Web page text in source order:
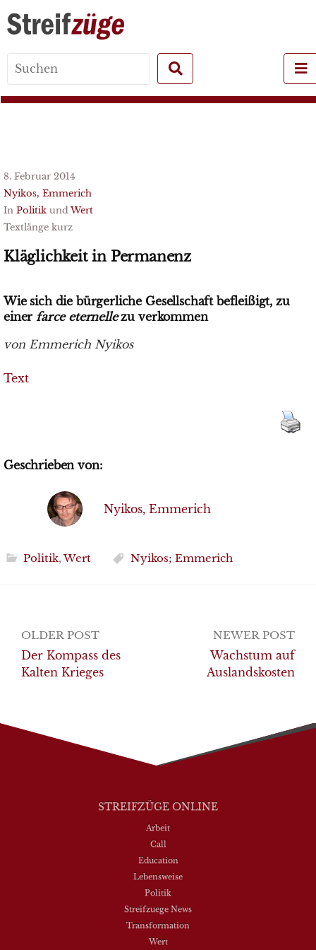
for:
8. Februar 2014
Nyikos, Emmerich
In Politik undWert
Textlänge kurz
Kläglichkeit in Permanenz
Wie sich die bürgerliche Gesellschaft befleißigt, zu
einerfarce eternellezu verkommen
von Emmerich Nyikos
Text
Geschrieben von:
Nyikos, Emmerich
Politik,Wert Nyikos; Emmerich
Post
navigation
OLDER POST
Der Kompass des
Kalten Krieges
NEWER POST
Wachstum auf
Auslandskosten
STREIFZÜGE ONLINE
Arbeit
Call
Education
Lebensweise
Politik
Streifzuege News
Transformation
Wert